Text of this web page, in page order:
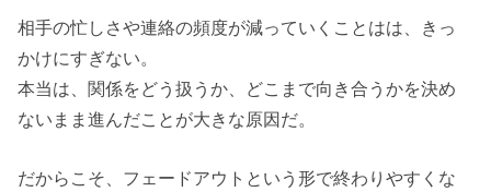
相手の忙しさや連絡の頻度が減っていくことはは、きっ
かけにすぎない。
本当は、関係をどう扱うか、どこまで向き合うかを決め
ないまま進んだことが大きな原因だ。
だからこそ、フェードアウトという形で終わりやすくな